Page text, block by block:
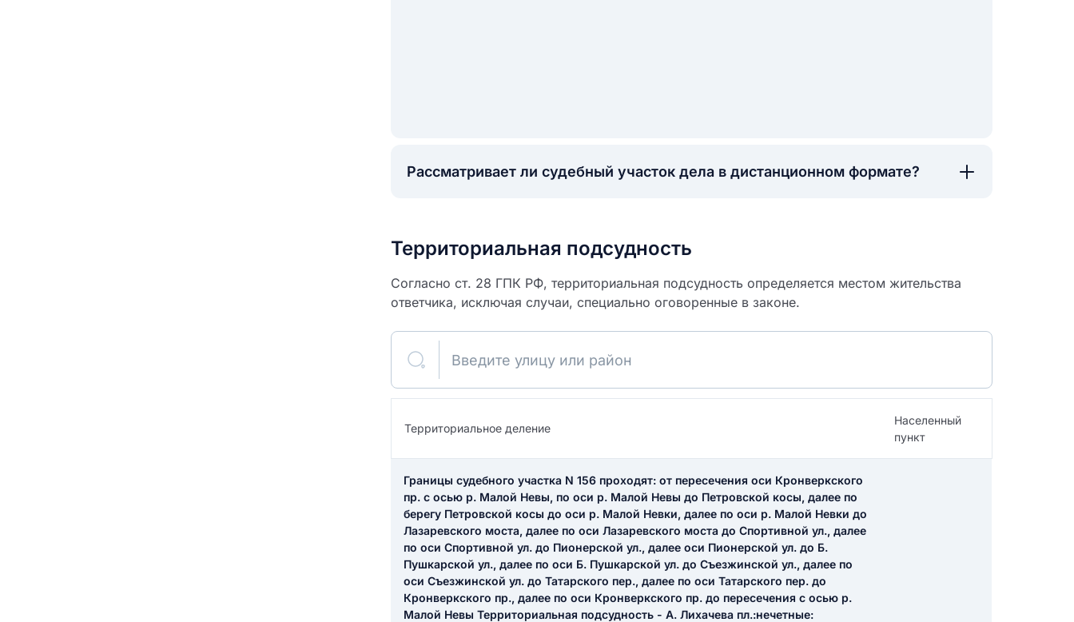
Рассматривает ли судебный участок дела в дистанционном формате?
Территориальная подсудность
Согласно ст. 28 ГПК РФ, территориальная подсудность определяется местом жительства
ответчика, исключая случаи, специально оговоренные в законе.
Введите улицу или район
Территориальное деление
Населенный
пункт
Границы судебного участка N 156 проходят: от пересечения оси Кронверкского
пр. с осью р. Малой Невы, по оси р. Малой Невы до Петровской косы, далее по
берегу Петровской косы до оси р. Малой Невки, далее по оси р. Малой Невки до
Лазаревского моста, далее по оси Лазаревского моста до Спортивной ул., далее
по оси Спортивной ул. до Пионерской ул., далее оси Пионерской ул. до Б.
Пушкарской ул., далее по оси Б. Пушкарской ул. до Съезжинской ул., далее по
оси Съезжинской ул. до Татарского пер., далее по оси Татарского пер. до
Кронверкского пр., далее по оси Кронверкского пр. до пересечения с осью р.
Малой Невы Территориальная подсудность - А. Лихачева пл.:нечетные:
участок?
разрешить публикацию отзыва
Введите свое имя
Введите свой номер телефона
Ответ на отзыв
Название населенного пункта
НАЙТИ МЕНЯ